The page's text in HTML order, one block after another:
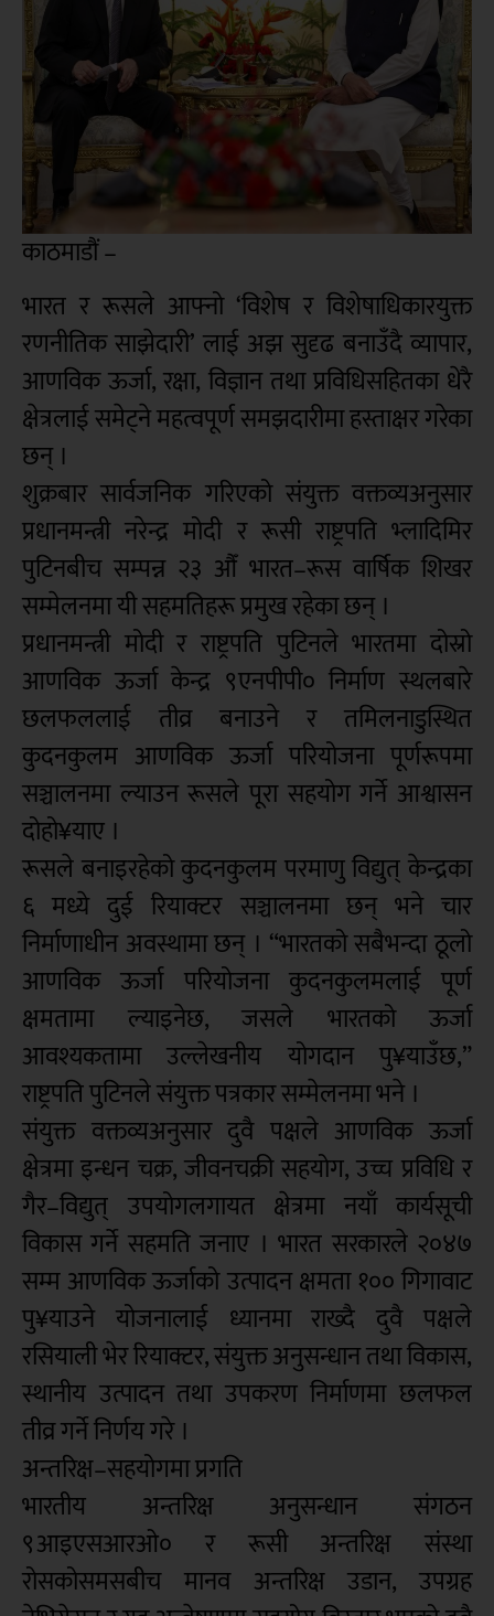
काठमाडौं –
भारत र रूसले आफ्नो ‘विशेष र विशेषाधिकारयुक्त
रणनीतिक साझेदारी’ लाई अझ सुदृढ बनाउँदै व्यापार,
आणविक ऊर्जा, रक्षा, विज्ञान तथा प्रविधिसहितका धेरै
क्षेत्रलाई समेट्ने महत्वपूर्ण समझदारीमा हस्ताक्षर गरेका
छन् ।
शुक्रबार सार्वजनिक गरिएको संयुक्त वक्तव्यअनुसार
प्रधानमन्त्री नरेन्द्र मोदी र रूसी राष्ट्रपति भ्लादिमिर
पुटिनबीच सम्पन्न २३ औँ भारत–रूस वार्षिक शिखर
सम्मेलनमा यी सहमतिहरू प्रमुख रहेका छन् ।
प्रधानमन्त्री मोदी र राष्ट्रपति पुटिनले भारतमा दोस्रो
आणविक ऊर्जा केन्द्र ९एनपीपी० निर्माण स्थलबारे
छलफललाई तीव्र बनाउने र तमिलनाडुस्थित
कुदनकुलम आणविक ऊर्जा परियोजना पूर्णरूपमा
सञ्चालनमा ल्याउन रूसले पूरा सहयोग गर्ने आश्वासन
दोहो¥याए ।
रूसले बनाइरहेको कुदनकुलम परमाणु विद्युत् केन्द्रका
६ मध्ये दुई रियाक्टर सञ्चालनमा छन् भने चार
निर्माणाधीन अवस्थामा छन् । “भारतको सबैभन्दा ठूलो
आणविक ऊर्जा परियोजना कुदनकुलमलाई पूर्ण
क्षमतामा ल्याइनेछ, जसले भारतको ऊर्जा
आवश्यकतामा उल्लेखनीय योगदान पु¥याउँछ,”
राष्ट्रपति पुटिनले संयुक्त पत्रकार सम्मेलनमा भने ।
संयुक्त वक्तव्यअनुसार दुवै पक्षले आणविक ऊर्जा
क्षेत्रमा इन्धन चक्र, जीवनचक्री सहयोग, उच्च प्रविधि र
गैर–विद्युत् उपयोगलगायत क्षेत्रमा नयाँ कार्यसूची
विकास गर्ने सहमति जनाए । भारत सरकारले २०४७
सम्म आणविक ऊर्जाको उत्पादन क्षमता १०० गिगावाट
पु¥याउने योजनालाई ध्यानमा राख्दै दुवै पक्षले
रसियाली भेर रियाक्टर, संयुक्त अनुसन्धान तथा विकास,
स्थानीय उत्पादन तथा उपकरण निर्माणमा छलफल
तीव्र गर्ने निर्णय गरे ।
अन्तरिक्ष–सहयोगमा प्रगति
भारतीय अन्तरिक्ष अनुसन्धान संगठन
९आइएसआरओ० र रूसी अन्तरिक्ष संस्था
रोसकोसमसबीच मानव अन्तरिक्ष उडान, उपग्रह